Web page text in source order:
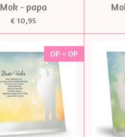
Mok - papa
€ 10,95
OP = OP